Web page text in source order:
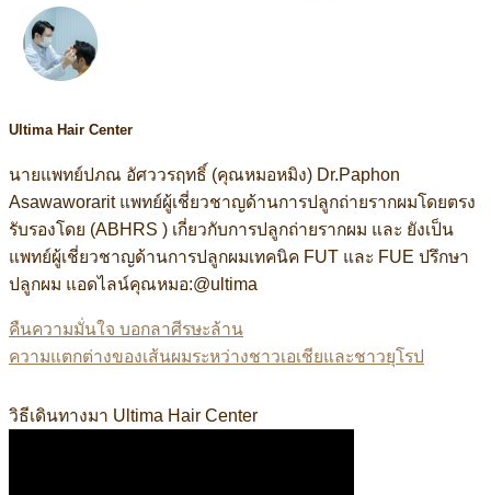
Ultima Hair Center
นายแพทย์ปภณ อัศววรฤทธิ์ (คุณหมอหมิง) Dr.Paphon
Asawaworarit แพทย์ผู้เชี่ยวชาญด้านการปลูกถ่ายรากผมโดยตรง
รับรองโดย (ABHRS ) เกี่ยวกับการปลูกถ่ายรากผม และ ยังเป็น
แพทย์ผู้เชี่ยวชาญด้านการปลูกผมเทคนิค FUT และ FUE ปรึกษา
ปลูกผม แอดไลน์คุณหมอ:@ultima
คืนความมั่นใจ บอกลาศีรษะล้าน
ความแตกต่างของเส้นผมระหว่างชาวเอเชียและชาวยุโรป
วิธีเดินทางมา Ultima Hair Center